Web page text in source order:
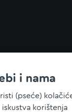
i nama
(pseće)
korištenja